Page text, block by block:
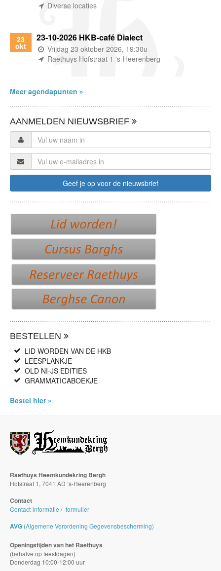
(waar)
Diverse locaties
23
okt
23-10-2026 HKB-café Dialect
(wanneer)
Vrijdag 23 oktober 2026, 19:30u
(waar)
Raethuys Hofstraat 1 's-Heerenberg
Meer agendapunten »
AANMELDEN NIEUWSBRIEF
BESTELLEN
LID WORDEN VAN DE HKB
LEESPLANKJE
OLD NI-JS EDITIES
GRAMMATICABOEKJE
Bestel hier »
Raethuys Heemkundekring Bergh
Hofstraat 1, 7041 AD ‘s-Heerenberg
Contact
Contact-informatie /-formulier
AVG (Algemene Verordening Gegevensbescherming)
Openingstijden van het Raethuys
(behalve op feestdagen)
Donderdag 10:00-12:00 uur